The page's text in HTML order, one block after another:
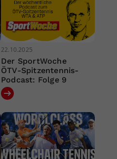
22.10.2025
Der SportWoche
ÖTV-Spitzentennis-
Podcast: Folge 9